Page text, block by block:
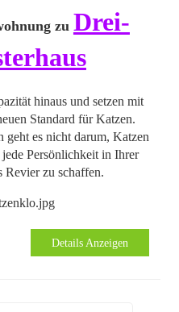
zu Drei-
hinaus und setzen mit
Standard für Katzen.
es nicht darum, Katzen
Persönlichkeit in Ihrer
Revier zu schaffen.
Details Anzeigen